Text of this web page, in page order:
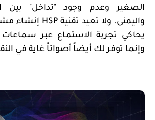
الصغير وعدم وجود "تداخل" بين
واليمنى. ولا تعيد تقنيةHSP إنشاء
يحاكي تجربة الاستماع عبر
وإنما توفر لك أيضاً أصواتاً غاية في